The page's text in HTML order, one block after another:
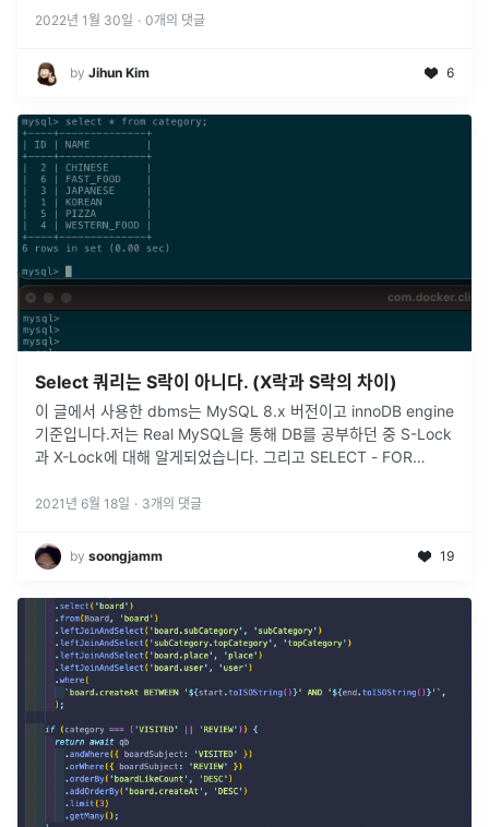
2022년 1월 30일 · 0개의 댓글
by Jihun Kim 6
Select 쿼리는 S락이 아니다. (X락과 S락의 차이)
이 글에서 사용한 dbms는 MySQL 8.x 버전이고 innoDB engine
기준입니다.저는 Real MySQL을 통해 DB를 공부하던 중 S-Lock
과 X-Lock에 대해 알게되었습니다. 그리고 SELECT - FOR
2021년 6월 18일 · 3개의 댓글
by soongjamm 19